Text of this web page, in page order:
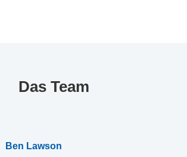
Das Team
Ben Lawson